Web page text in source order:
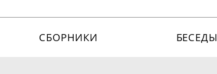
СБОРНИКИ БЕСЕДЫ